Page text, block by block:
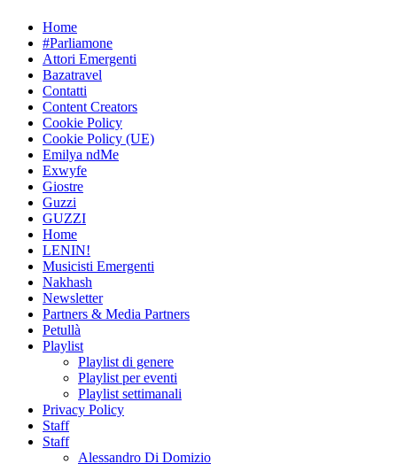
Skip
content
Home
#Parliamone
Attori Emergenti
Bazatravel
Contatti
Content Creators
Cookie Policy
Cookie Policy (UE)
Emilya ndMe
Exwyfe
Giostre
Guzzi
GUZZI
Home
LENIN!
Musicisti Emergenti
Nakhash
Newsletter
Partners & Media Partners
Petullà
Playlist
Playlist di genere
Playlist per eventi
Playlist settimanali
Privacy Policy
Staff
Staff
Alessandro Di Domizio